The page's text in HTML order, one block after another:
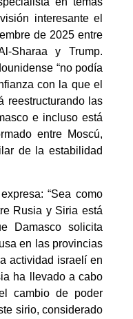
interesante el
de 2025 entre
Sharaa y Trump.
“no podía
con la que el
reestructurando las
e incluso está
entre Moscú,
de la estabilidad
“Sea como
Rusia y Siria está
Damasco solicita
en las provincias
actividad israelí en
ha llevado a cabo
cambio de poder
sirio, considerado